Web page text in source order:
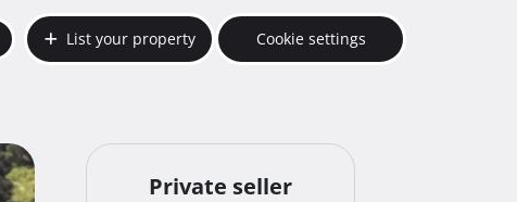
List your property Cookie settings
Private seller